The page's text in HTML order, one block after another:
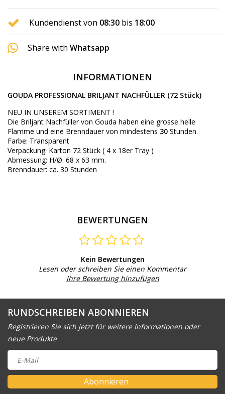
Kundendienst von 08:30 bis 18:00
Share with Whatsapp
INFORMATIONEN
GOUDA PROFESSIONAL BRILJANT NACHFÜLLER (72 Stück)
NEU IN UNSEREM SORTIMENT !
Die Briljant Nachfüller von Gouda haben eine grosse helle
Flamme und eine Brenndauer von mindestens 30 Stunden.
Farbe: Transparent
Verpackung: Karton 72 Stück ( 4 x 18er Tray )
Abmessung: H/Ø: 68 x 63 mm.
Brenndauer: ca. 30 Stunden
BEWERTUNGEN
Kein Bewertungen
Lesen oder schreiben Sie einen Kommentar
Ihre Bewertung hinzufügen
RUNDSCHREIBEN ABONNIEREN
Registrieren Sie sich jetzt für weitere Informationen oder
neue Produkte
Abonnieren